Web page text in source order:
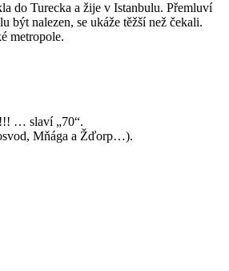
do Turecka a žije v Istanbulu. Přemluví
být nalezen, se ukáže těžší než čekali.
metropole.
… slaví „70“.
Mňága a Žďorp…).